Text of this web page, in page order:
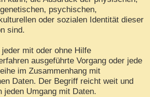
psychischen,
oder sozialen Identität dieser
sind.
jeder mit oder ohne Hilfe
ausgeführte Vorgang oder jede
im Zusammenhang mit
Daten. Der Begriff reicht weit und
jeden Umgang mit Daten.